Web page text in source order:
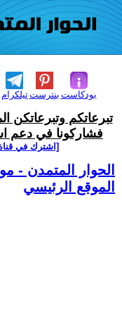
تيلكرامبنترست بودكاست
تبرعاتكم وتبرعاتكن
فشاركونا في دعم
[اشترك في
الحوار المتمدن -
الموقع الرئيسي